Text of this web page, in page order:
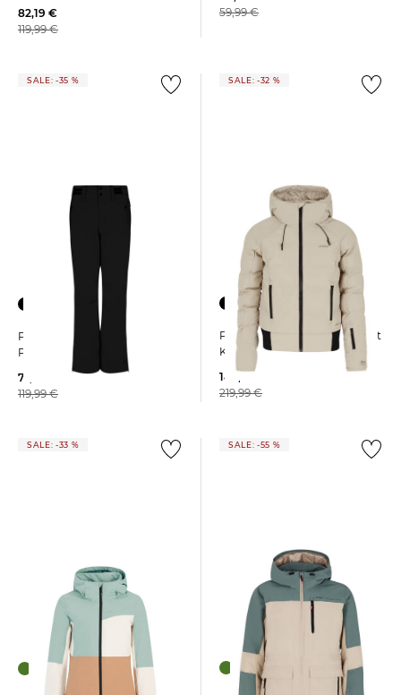
82,19 €
119,99 €
59,99 €
SALE: -35 %
Protest | Damen Skihose
PRTCINNAMONES
77,85 €
119,99 €
SALE: -32 %
Protest | Damen Skijacke mit
Kapuze PRTALYSUMI Slim Fit
148,55 €
219,99 €
SALE: -33 % SALE: -55 %